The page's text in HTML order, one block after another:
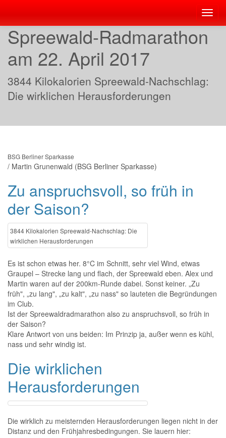
Spreewald-Radmarathon
am 22. April 2017
3844 Kilokalorien Spreewald-Nachschlag:
Die wirklichen Herausforderungen
BSG Berliner Sparkasse
/ Martin Grunenwald (BSG Berliner Sparkasse)
Zu anspruchsvoll, so früh in
der Saison?
3844 Kilokalorien Spreewald-Nachschlag: Die
wirklichen Herausforderungen
Es ist schon etwas her. 8°C im Schnitt, sehr viel Wind, etwas
Graupel – Strecke lang und flach, der Spreewald eben. Alex und
Martin waren auf der 200km-Runde dabei. Sonst keiner. „Zu
früh", „zu lang", „zu kalt", „zu nass" so lauteten die Begründungen
im Club.
Ist der Spreewaldradmarathon also zu anspruchsvoll, so früh in
der Saison?
Klare Antwort von uns beiden: Im Prinzip ja, außer wenn es kühl,
nass und sehr windig ist.
Die wirklichen
Herausforderungen
Die wirklich zu meisternden Herausforderungen liegen nicht in der
Distanz und den Frühjahresbedingungen. Sie lauern hier: